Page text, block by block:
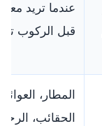
عندما تريد
قبل الركوب
المطار،
الحقائب،